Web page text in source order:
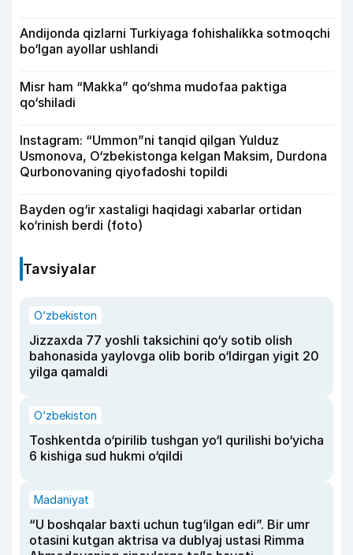
Andijonda qizlarni Turkiyaga fohishalikka sotmoqchi
bo‘lgan ayollar ushlandi
Misr ham “Makka” qo‘shma mudofaa paktiga
qo‘shiladi
Instagram: “Ummon”ni tanqid qilgan Yulduz
Usmonova, O‘zbekistonga kelgan Maksim, Durdona
Qurbonovaning qiyofadoshi topildi
Bayden og‘ir xastaligi haqidagi xabarlar ortidan
ko‘rinish berdi (foto)
Tavsiyalar
O‘zbekiston
Jizzaxda 77 yoshli taksichini qo‘y sotib olish
bahonasida yaylovga olib borib o‘ldirgan yigit 20
yilga qamaldi
O‘zbekiston
Toshkentda o‘pirilib tushgan yo‘l qurilishi bo‘yicha
6 kishiga sud hukmi o‘qildi
Madaniyat
“U boshqalar baxti uchun tug‘ilgan edi”. Bir umr
otasini kutgan aktrisa va dublyaj ustasi Rimma